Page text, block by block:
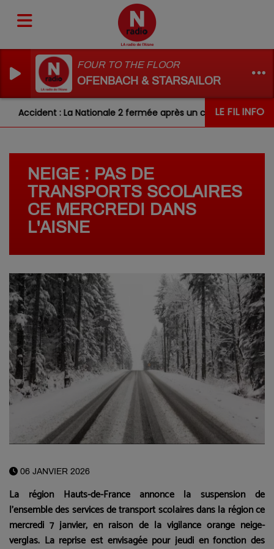
FOUR TO THE FLOOR
OFENBACH & STARSAILOR
LE FIL INFO
Accident : La Nationale 2 fermée après un choc entre deux
NEIGE : PAS DE
TRANSPORTS SCOLAIRES
CE MERCREDI DANS
L'AISNE
06 JANVIER 2026
La région Hauts-de-France annonce la suspension de
l'ensemble des services de transport scolaires dans la région ce
mercredi 7 janvier, en raison de la vigilance orange neige-
verglas. La reprise est envisagée pour jeudi en fonction des